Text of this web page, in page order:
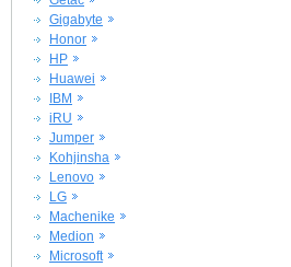
Gigabyte
Honor
HP
Huawei
IBM
iRU
Jumper
Kohjinsha
Lenovo
LG
Machenike
Medion
Microsoft